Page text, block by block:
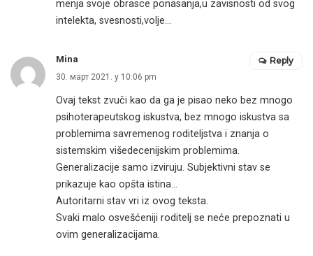
menja svoje obrasce ponasanja,u zavisnosti od svog
intelekta, svesnosti,volje…
Mina
30. март 2021. у 10:06 pm
Ovaj tekst zvuči kao da ga je pisao neko bez mnogo
psihoterapeutskog iskustva, bez mnogo iskustva sa
problemima savremenog roditeljstva i znanja o
sistemskim višedecenijskim problemima.
Generalizacije samo izviruju. Subjektivni stav se
prikazuje kao opšta istina…
Autoritarni stav vri iz ovog teksta.
Svaki malo osvešćeniji roditelj se neće prepoznati u
ovim generalizacijama.
Reply